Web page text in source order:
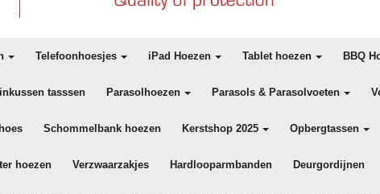
Telefoonhoesjes iPad Hoezen Tablet hoezen BBQ
tasssen Parasolhoezen Parasols & Parasolvoeten
Schommelbank hoezen Kerstshop 2025 Opbergtassen
hoezen Verzwaarzakjes Hardlooparmbanden Deurgordijnen